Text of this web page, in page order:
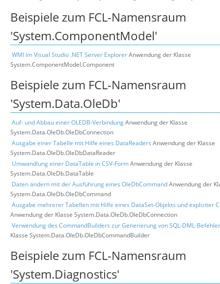
Beispiele zum FCL-Namensraum
'System.ComponentModel'
WMI im Visual Studio .NET Server ExplorerAnwendung der Klasse
System.ComponentModel.Component
Beispiele zum FCL-Namensraum
'System.Data.OleDb'
Auf- und Abbau einer OLEDB-VerbindungAnwendung der Klasse
System.Data.OleDb.OleDbConnection
Ausgabe einer Tabelle mit Hilfe eines DataReaders Anwendung der Klasse
System.Data.OleDb.OleDbDataReader
Umwandlung einer DataTable in CSV-FormAnwendung der Klasse
System.Data.OleDb.DataTable
Daten ändern mit der Ausführung eines OleDbCommandAnwendung der
System.Data.OleDb.OleDbCommand
Ausgabe mehrerer Tabellen mit Hilfe eines DataSet-Objekts und expliziter
Anwendung der Klasse System.Data.OleDb.OleDbConnection
Verwendung des CommandBuilders zur Generierung von SQL-DML-
Klasse System.Data.OleDb.OleDbCommandBuilder
Beispiele zum FCL-Namensraum
'System.Diagnostics'